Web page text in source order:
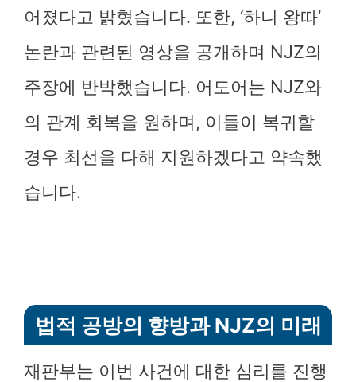
어졌다고 밝혔습니다. 또한, ‘하니 왕따’
논란과 관련된 영상을 공개하며 NJZ의
주장에 반박했습니다. 어도어는 NJZ와
의 관계 회복을 원하며, 이들이 복귀할
경우 최선을 다해 지원하겠다고 약속했
습니다.
법적 공방의 향방과 NJZ의 미래
재판부는 이번 사건에 대한 심리를 진행